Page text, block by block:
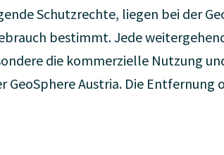
Schutzrechte, liegen bei der
bestimmt. Jede
die kommerzielle Nutzung
GeoSphere Austria. Die